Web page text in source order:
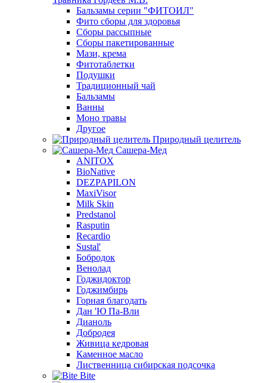
Бальзамы серии "ФИТОИЛ"
Фито сборы для здоровья
Сборы рассыпные
Сборы пакетированные
Мази, крема
Фитотаблетки
Подушки
Традиционный чай
Бальзамы
Ванны
Моно травы
Другое
Природный целитель
Сашера-Мед
ANITOX
BioNative
DEZPAPILON
MaxiVisor
Milk Skin
Predstanol
Rasputin
Recardio
Sustal'
Бобродок
Венолад
Годжидоктор
Годжимбирь
Горная благодать
Дан 'Ю Па-Вли
Дианоль
Добродея
Живица кедровая
Каменное масло
Лиственница сибирская подсочка
Bite